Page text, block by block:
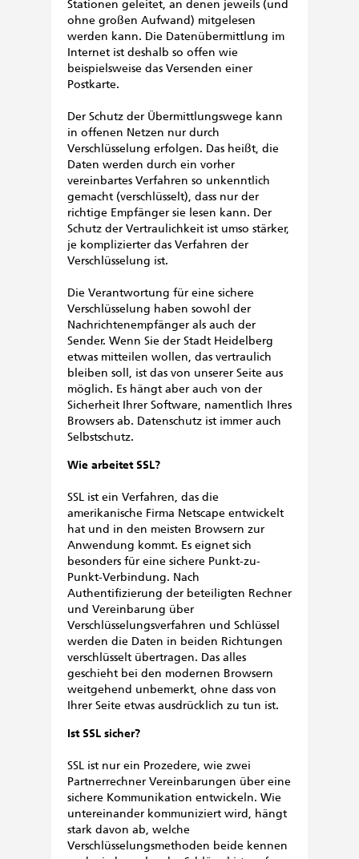
Stationen geleitet, an denen jeweils (und
ohne großen Aufwand) mitgelesen
werden kann. Die Datenübermittlung im
Internet ist deshalb so offen wie
beispielsweise das Versenden einer
Postkarte.
Der Schutz der Übermittlungswege kann
in offenen Netzen nur durch
Verschlüsselung erfolgen. Das heißt, die
Daten werden durch ein vorher
vereinbartes Verfahren so unkenntlich
gemacht (verschlüsselt), dass nur der
richtige Empfänger sie lesen kann. Der
Schutz der Vertraulichkeit ist umso stärker,
je komplizierter das Verfahren der
Verschlüsselung ist.
Die Verantwortung für eine sichere
Verschlüsselung haben sowohl der
Nachrichtenempfänger als auch der
Sender. Wenn Sie der Stadt Heidelberg
etwas mitteilen wollen, das vertraulich
bleiben soll, ist das von unserer Seite aus
möglich. Es hängt aber auch von der
Sicherheit Ihrer Software, namentlich Ihres
Browsers ab. Datenschutz ist immer auch
Selbstschutz.
Wie arbeitet SSL?
SSL ist ein Verfahren, das die
amerikanische Firma Netscape entwickelt
hat und in den meisten Browsern zur
Anwendung kommt. Es eignet sich
besonders für eine sichere Punkt-zu-
Punkt-Verbindung. Nach
Authentifizierung der beteiligten Rechner
und Vereinbarung über
Verschlüsselungsverfahren und Schlüssel
werden die Daten in beiden Richtungen
verschlüsselt übertragen. Das alles
geschieht bei den modernen Browsern
weitgehend unbemerkt, ohne dass von
Ihrer Seite etwas ausdrücklich zu tun ist.
Ist SSL sicher?
SSL ist nur ein Prozedere, wie zwei
Partnerrechner Vereinbarungen über eine
sichere Kommunikation entwickeln. Wie
untereinander kommuniziert wird, hängt
stark davon ab, welche
Verschlüsselungsmethoden beide kennen